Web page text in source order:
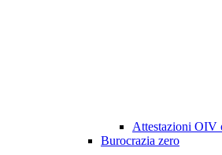
Attestazioni OIV
Burocrazia zero